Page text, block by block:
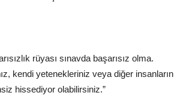
rüyası sınavda başarısız olma.
kendi yetenekleriniz veya diğer insanların
hissediyor olabilirsiniz.”